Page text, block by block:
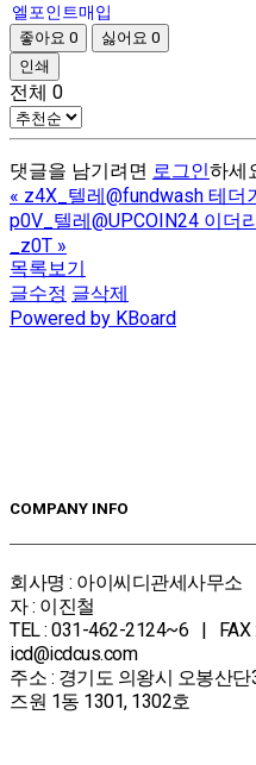
엘포인트매입
좋아요 0 싫어요 0
인쇄
전체 0
댓글을 남기려면 로그인하세
« z4X_텔레@fundwash 테
p0V_텔레@UPCOIN24 이더
_z0T »
목록보기
글수정 글삭제
Powered by KBoard
COMPANY INFO
회사명 : 아이씨디관세사무
자 : 이진철
TEL : 031-462-2124~6 |
icd@icdcus.com
주소 : 경기도 의왕시 오봉산
즈원 1동 1301, 1302호